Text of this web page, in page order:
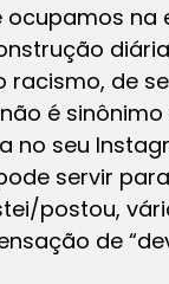
ocupamos
de
é
no seu
servir
postou,
de